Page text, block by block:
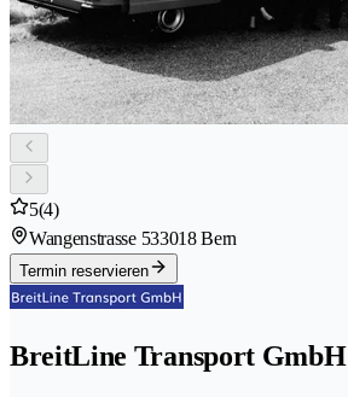
5(4)
Wangenstrasse 533018 Bern
Termin reservieren
BreitLine Transport GmbH